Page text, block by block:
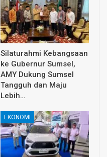
Silaturahmi Kebangsaan
ke Gubernur Sumsel,
AMY Dukung Sumsel
Tangguh dan Maju
Lebih…
EKONOMI